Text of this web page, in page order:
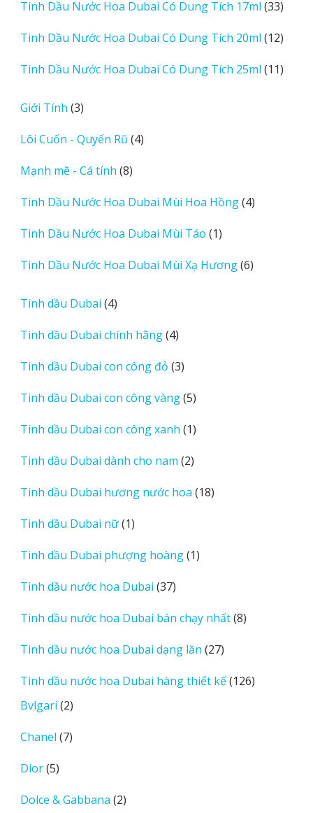
phẩm
Tinh Dầu Nước Hoa Dubai Có Dung Tích 17ml 3333
phẩm
Tinh Dầu Nước Hoa Dubai Có Dung Tích 20ml 1212
phẩm
Tinh Dầu Nước Hoa Dubai Có Dung Tích 25ml 1111
Giới Tính 33
phẩm
Lôi Cuốn - Quyến Rũ 44
Mạnh mẽ - Cá tính 88
phẩm
Tinh Dầu Nước Hoa Dubai Mùi Hoa Hồng 44
Tinh Dầu Nước Hoa Dubai Mùi Táo 11
phẩm
Tinh Dầu Nước Hoa Dubai Mùi Xạ Hương 66
Tinh dầu Dubai 44
phẩm
Tinh dầu Dubai chính hãng 44
phẩm
Tinh dầu Dubai con công đỏ 33
phẩm
Tinh dầu Dubai con công vàng 55
phẩm
Tinh dầu Dubai con công xanh 11
phẩm
Tinh dầu Dubai dành cho nam 22
phẩm
Tinh dầu Dubai hương nước hoa 1818
Tinh dầu Dubai nữ 11
phẩm
Tinh dầu Dubai phượng hoàng 11
Tinh dầu nước hoa Dubai 3737
phẩm
Tinh dầu nước hoa Dubai bán chạy nhất 88
Tinh dầu nước hoa Dubai dạng lăn 2727
phẩm
Tinh dầu nước hoa Dubai hàng thiết kế 126126
Bvlgari 22
phẩm
Chanel 77
Dior 55
phẩm
Dolce & Gabbana 22